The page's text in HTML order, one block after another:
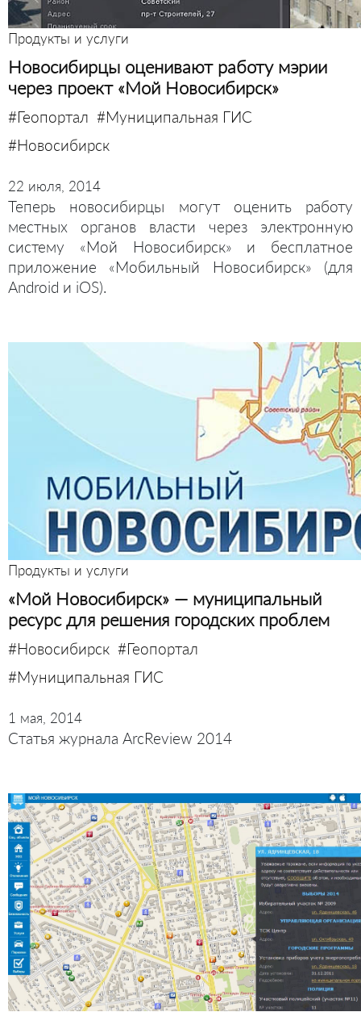
Продукты и услуги
Новосибирцы оценивают работу мэрии
через проект «Мой Новосибирск»
#Геопортал #Муниципальная ГИС
#Новосибирск
22 июля, 2014
Теперь новосибирцы могут оценить работу
местных органов власти через электронную
систему «Мой Новосибирск» и бесплатное
приложение «Мобильный Новосибирск» (для
Android и iOS).
Продукты и услуги
«Мой Новосибирск» — муниципальный
ресурс для решения городских проблем
#Новосибирск #Геопортал
#Муниципальная ГИС
1 мая, 2014
Статья журнала ArcReview 2014